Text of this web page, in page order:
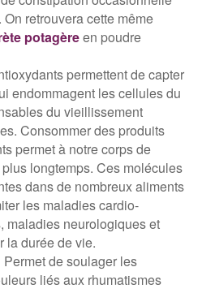
retrouvera cette même
potagèreen poudre
permettent de capter
endommagent les cellules du
du vieillissement
Consommer des produits
permet à notre corps de
longtemps. Ces molécules
dans de nombreux aliments
les maladies cardio-
maladies neurologiques et
la durée de vie.
Permet de soulager les
liés aux rhumatismes